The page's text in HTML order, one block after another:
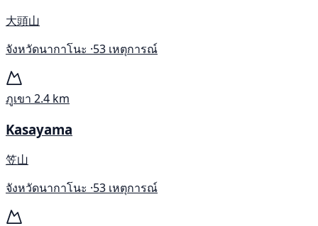
大頭山
จังหวัดนากาโนะ ·53 เหตุการณ์
ภูเขา 2.4 km
Kasayama
笠山
จังหวัดนากาโนะ ·53 เหตุการณ์